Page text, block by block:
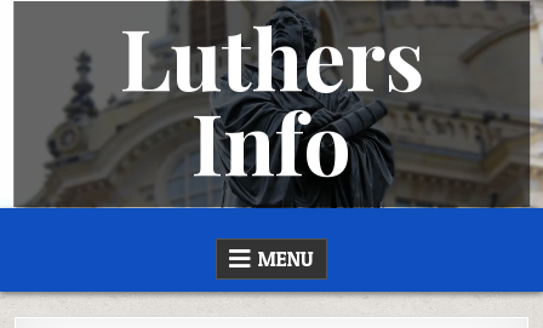
Luthers
Info
MENU